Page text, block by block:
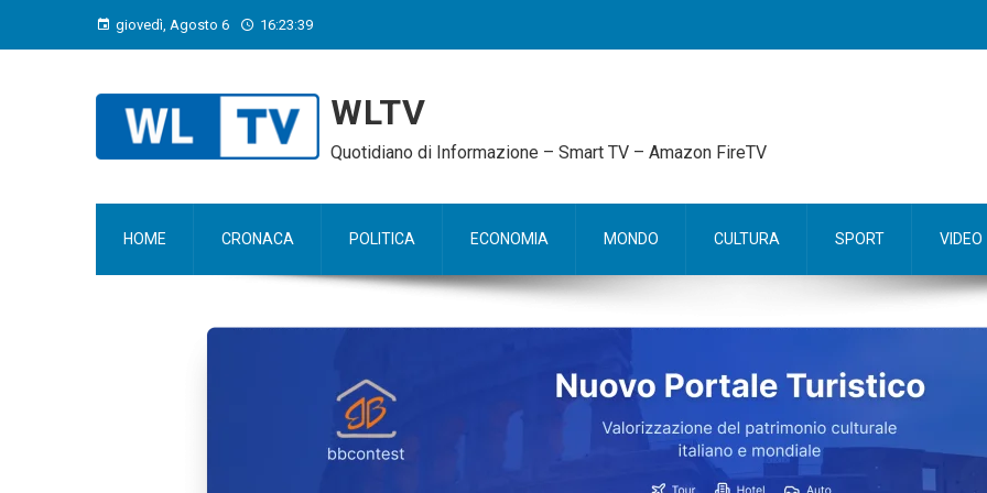
giovedì, Agosto 6 16:23:40
WLTV
Quotidiano di Informazione – Smart TV – Amazon FireTV
HOME CRONACA POLITICA ECONOMIA MONDO CULTURA SPORT VIDEO